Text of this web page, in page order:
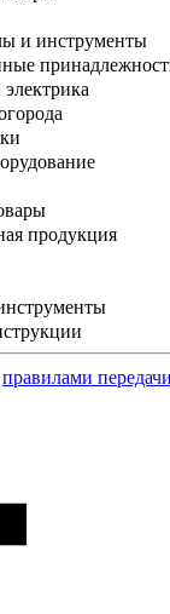
и инструменты
продукция
правилами